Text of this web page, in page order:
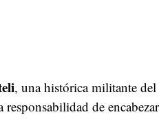
, una histórica militante
responsabilidad de